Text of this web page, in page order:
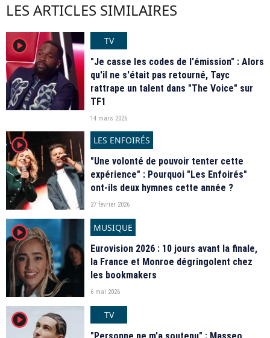
LES ARTICLES SIMILAIRES
player2
TV
"Je casse les codes de l'émission" : Alors
qu'il ne s'était pas retourné, Tayc
rattrape un talent dans "The Voice" sur
TF1
14 mars 2026
player2
LES ENFOIRÉS
"Une volonté de pouvoir tenter cette
expérience" : Pourquoi "Les Enfoirés"
ont-ils deux hymnes cette année ?
27 février 2026
player2
MUSIQUE
Eurovision 2026 : 10 jours avant la finale,
la France et Monroe dégringolent chez
les bookmakers
6 mai 2026
player2
TV
"Personne ne m'a soutenu" : Masseo